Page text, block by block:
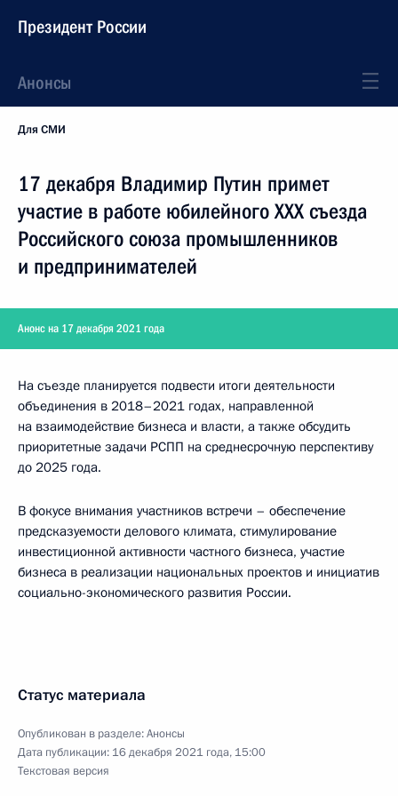
Президент России
Анонсы
Для СМИ
17 декабря Владимир Путин примет
участие в работе юбилейного XXX съезда
Российского союза промышленников
и предпринимателей
Анонс на 17 декабря 2021 года
На съезде планируется подвести итоги деятельности
объединения в 2018–2021 годах, направленной
на взаимодействие бизнеса и власти, а также обсудить
приоритетные задачи РСПП на среднесрочную перспективу
до 2025 года.
В фокусе внимания участников встречи – обеспечение
предсказуемости делового климата, стимулирование
инвестиционной активности частного бизнеса, участие
бизнеса в реализации национальных проектов и инициатив
социально-экономического развития России.
Статус материала
Опубликован в разделе:Анонсы
Дата публикации: 16 декабря 2021 года, 15:00
Текстовая версия